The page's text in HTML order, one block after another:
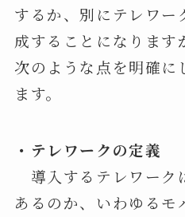
するか、別にテレワー
成することになります
次のような点を明確に
ます。
・テレワークの定義
導入するテレワーク
あるのか、いわゆるモ